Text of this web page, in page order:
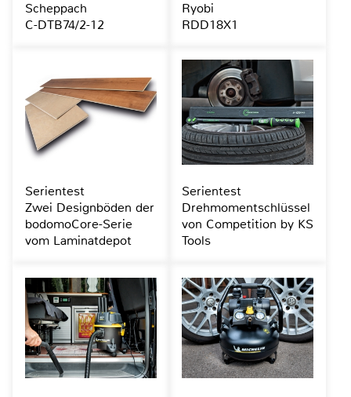
Scheppach
C-DTB74/2-12
Ryobi
RDD18X1
Serientest
Zwei Designböden der
bodomoCore-Serie
vom Laminatdepot
Serientest
Drehmomentschlüssel
von Competition by KS
Tools